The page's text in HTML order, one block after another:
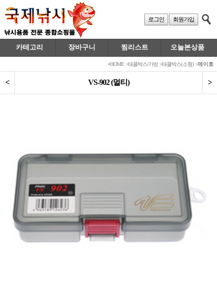
로그인 회원가입
카테고리 장바구니 찜리스트 오늘본상품
·HOME >태클박스/가방 >태클박스(소형) >메이호
< VS-902 (멀티) >